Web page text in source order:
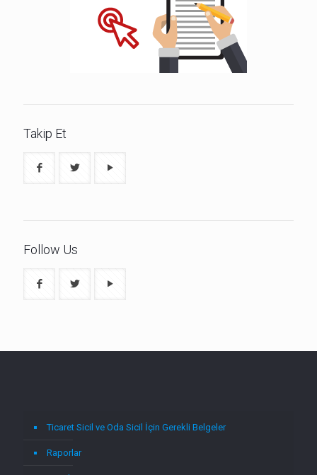
Takip Et
Follow Us
Ticaret Sicil ve Oda Sicil İçin Gerekli Belgeler
Raporlar